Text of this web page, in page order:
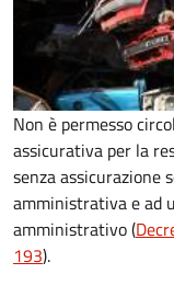
Non è permesso
assicurativa per la
senza assicurazione
amministrativa e ad
amministrativo (
193).